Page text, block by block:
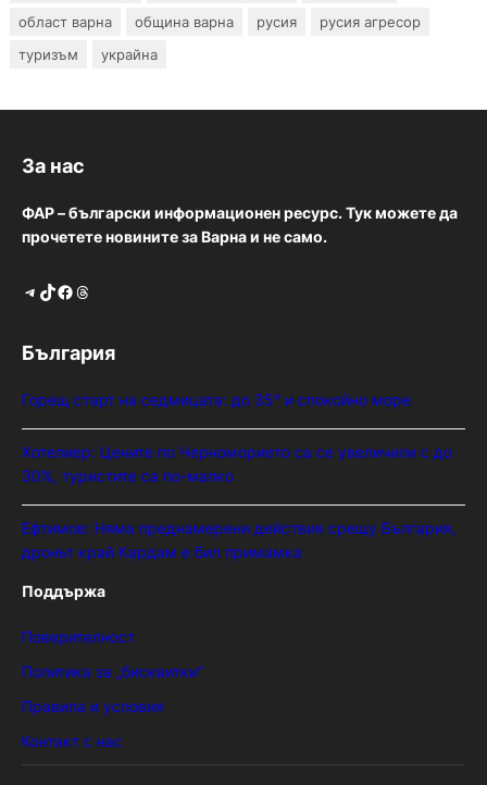
област варна
община варна русия
русия агресор
туризъм
украйна
За нас
ФАР – български информационен ресурс. Тук можете да
прочетете новините за Варна и не само.
Telegram TikTok Facebook Threads
България
Горещ старт на седмицата: до 35° и спокойно море
Хотелиер: Цените по Черноморието са се увеличили с до
30%, туристите са по-малко
Ефтимов: Няма преднамерени действия срещу България,
дронът край Кардам е бил примамка
Поддържа
Поверителност
Политика за „бисквитки“
Правила и условия
Контакт с нас